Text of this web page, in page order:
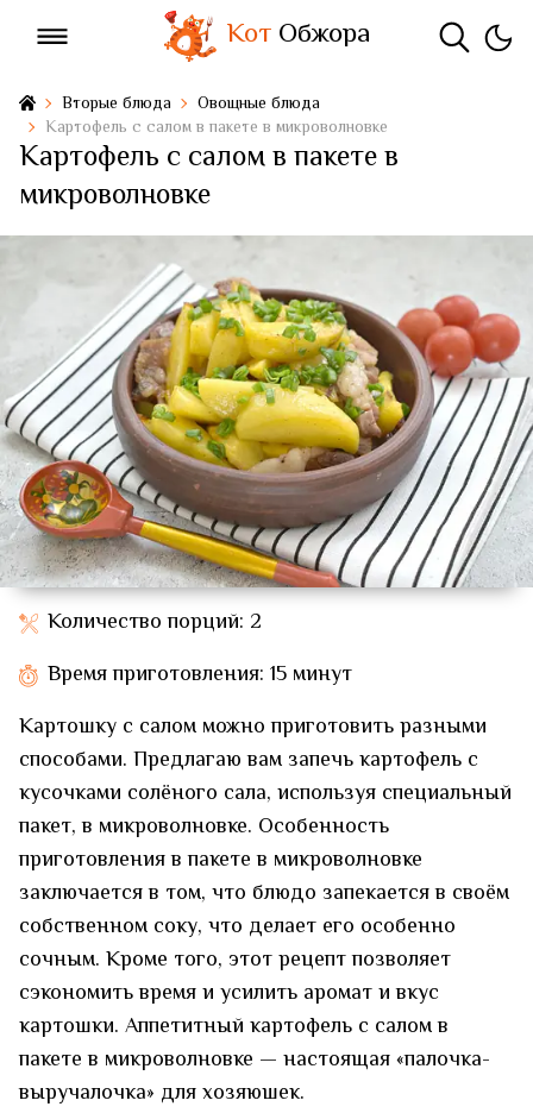
КотОбжора
Вторые блюда
Овощные блюда
Картофель с салом в пакете в микроволновке
Картофель с салом в пакете в
микроволновке
Количество порций: 2
Время приготовления: 15 минут
Картошку с салом можно приготовить разными
способами. Предлагаю вам запечь картофель с
кусочками солёного сала, используя специальный
пакет, в микроволновке. Особенность
приготовления в пакете в микроволновке
заключается в том, что блюдо запекается в своём
собственном соку, что делает его особенно
сочным. Кроме того, этот рецепт позволяет
сэкономить время и усилить аромат и вкус
картошки. Аппетитный картофель с салом в
пакете в микроволновке — настоящая «палочка-
выручалочка» для хозяюшек.